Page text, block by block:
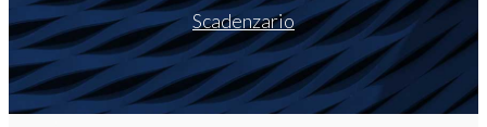
Scadenzario